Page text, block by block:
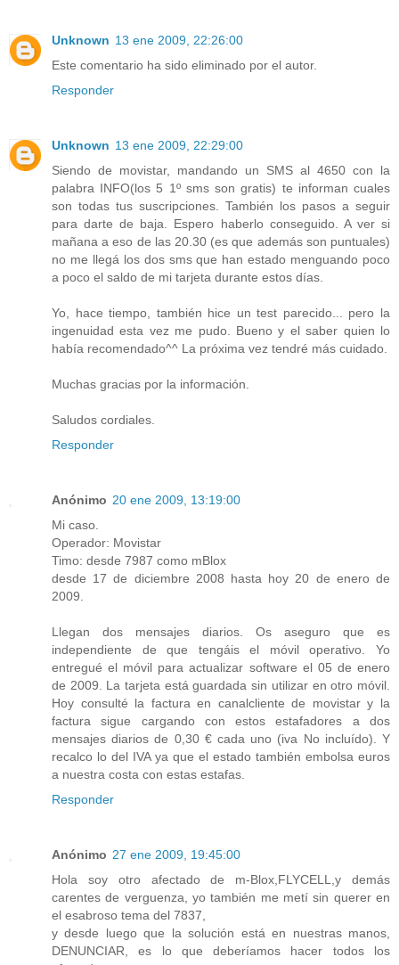
Unknown 13 ene 2009, 22:26:00
Este comentario ha sido eliminado por el autor.
Responder
Unknown 13 ene 2009, 22:29:00
Siendo de movistar, mandando un SMS al 4650 con la
palabra INFO(los 5 1º sms son gratis) te informan cuales
son todas tus suscripciones. También los pasos a seguir
para darte de baja. Espero haberlo conseguido. A ver si
mañana a eso de las 20.30 (es que además son puntuales)
no me llegá los dos sms que han estado menguando poco
a poco el saldo de mi tarjeta durante estos días.
Yo, hace tiempo, también hice un test parecido... pero la
ingenuidad esta vez me pudo. Bueno y el saber quien lo
había recomendado^^ La próxima vez tendré más cuidado.
Muchas gracias por la información.
Saludos cordiales.
Responder
Anónimo 20 ene 2009, 13:19:00
Mi caso.
Operador: Movistar
Timo: desde 7987 como mBlox
desde 17 de diciembre 2008 hasta hoy 20 de enero de
2009.
Llegan dos mensajes diarios. Os aseguro que es
independiente de que tengáis el móvil operativo. Yo
entregué el móvil para actualizar software el 05 de enero
de 2009. La tarjeta está guardada sin utilizar en otro móvil.
Hoy consulté la factura en canalcliente de movistar y la
factura sigue cargando con estos estafadores a dos
mensajes diarios de 0,30 € cada uno (iva No incluído). Y
recalco lo del IVA ya que el estado también embolsa euros
a nuestra costa con estas estafas.
Responder
Anónimo 27 ene 2009, 19:45:00
Hola soy otro afectado de m-Blox,FLYCELL,y demás
carentes de verguenza, yo también me metí sin querer en
el esabroso tema del 7837,
y desde luego que la solución está en nuestras manos,
DENUNCIAR, es lo que deberíamos hacer todos los